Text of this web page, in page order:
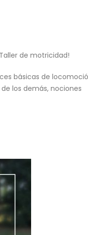
de motricidad!
básicas de
los demás, nociones